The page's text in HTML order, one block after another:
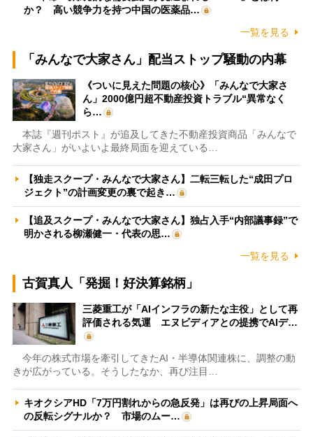
か？ 高い競争力を持つ中国の医薬品…
一覧を見る
「みんなで大家さん」配当ストップ騒動の内幕
《ついに見えた問題の核心》「みんなで大家さ
ん」2000億円超不動産投資トラブル“異常なく
ら…
本誌『週刊ポスト』が追及してきた不動産投資商品「みんなで
大家さん」がいよいよ最終局面を迎えている…
【独走スクープ・みんなで大家さん】二転三転した“成田プロ
ジェクト”の計画変更の裏で起き…
【追及スクープ・みんなで大家さん】独占入手“内部議事録”で
明かされる柳瀬健一・代表の思…
一覧を見る
古賀真人「発掘！好決算銘柄」
三菱重工が「AIインフラの新たな主役」として再
評価される気運 エヌビディアとの提携でAIデ…
今年の株式市場を牽引してきたAI・半導体関連株に、調整の動
きが広がっている。そうしたなか、再び注目…
キオクシアHD「7万円割れからの急反発」は再びの上昇局面へ
の反転シグナルか？ 市場のムー…